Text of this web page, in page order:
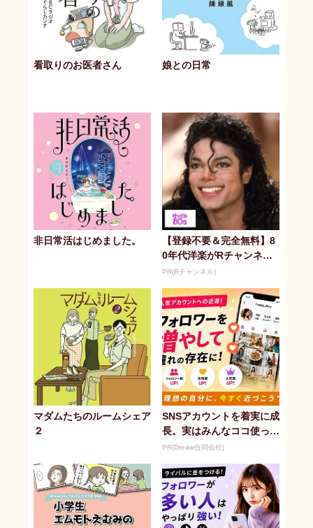
看取りのお医者さん 娘との日常
非日常活はじめました。
【登録不要＆完全無料】8
0年代洋楽がRチャンネル
で見放題
PR(Rチャンネル)
マダムたちのルームシェア
２
SNSアカウントを着実に成
長。実はみんなココ使って
ます。
PR(Dreaw合同会社)